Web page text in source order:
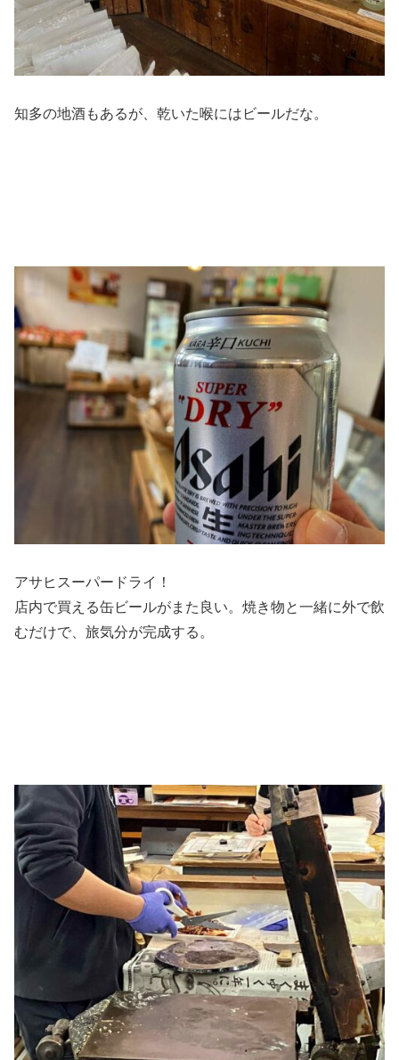
知多の地酒もあるが、乾いた喉にはビールだな。
アサヒスーパードライ！
店内で買える缶ビールがまた良い。焼き物と一緒に外で飲
むだけで、旅気分が完成する。